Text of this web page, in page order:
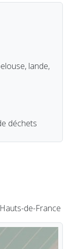
lande,
déchets
de-France